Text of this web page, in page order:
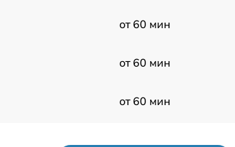
от 60 мин
от 60 мин
от 60 мин